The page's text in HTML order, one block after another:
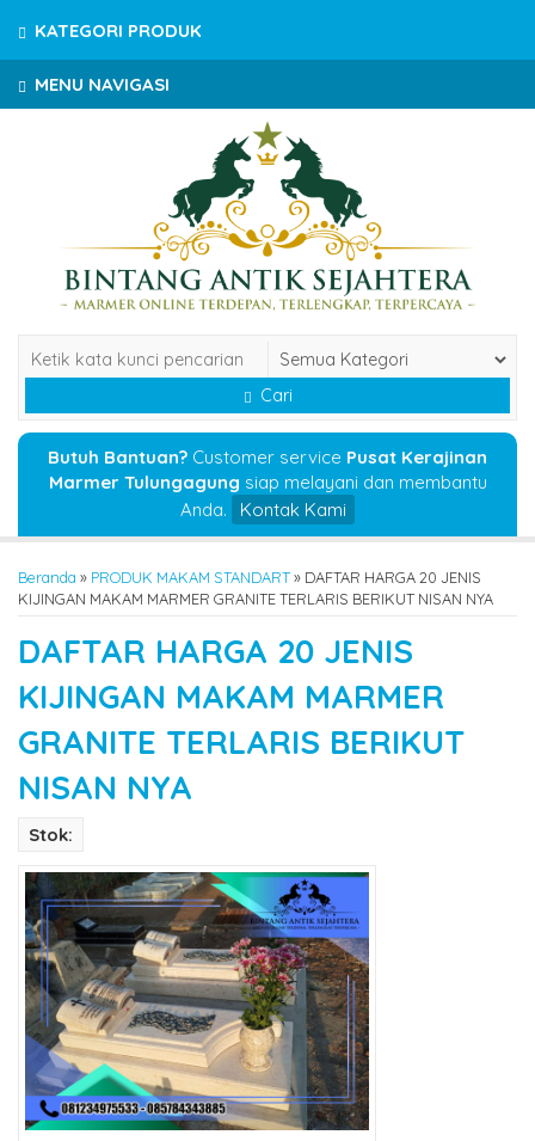
MENU NAVIGASI
Cari
Butuh Bantuan? Customer service Pusat Kerajinan
Marmer Tulungagung siap melayani dan membantu
Anda.
Kontak Kami
Beranda » PRODUK MAKAM STANDART» DAFTAR HARGA 20 JENIS
KIJINGAN MAKAM MARMER GRANITE TERLARIS BERIKUT NISAN NYA
DAFTAR HARGA 20 JENIS
KIJINGAN MAKAM MARMER
GRANITE TERLARIS BERIKUT
NISAN NYA
Stok:
KATEGORI PRODUK